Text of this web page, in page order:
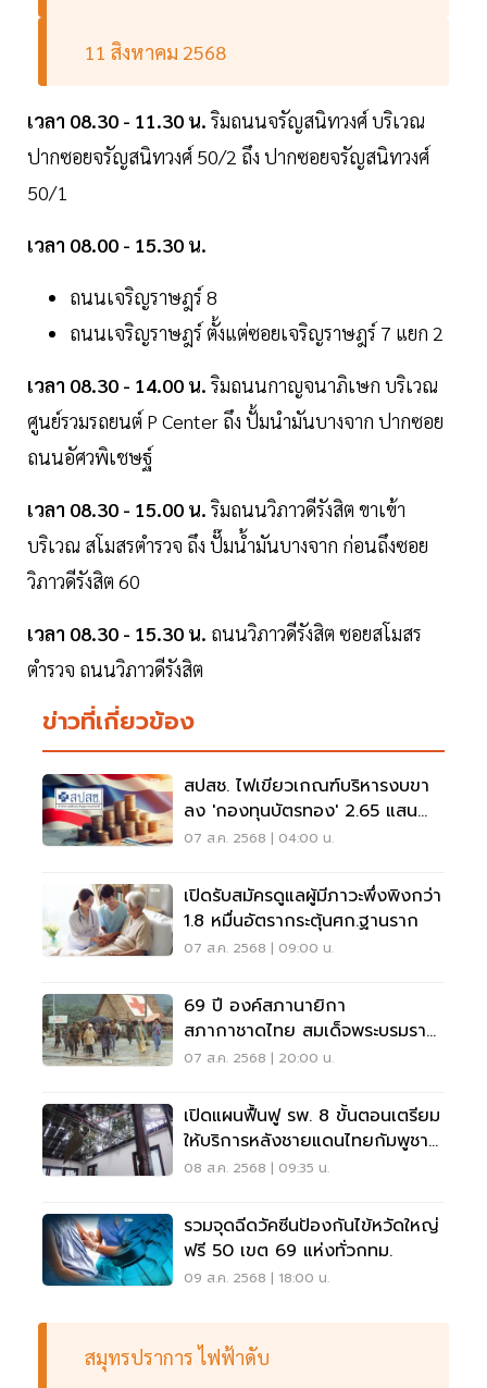
11 สิงหาคม 2568
เวลา 08.30 - 11.30 น. ริมถนนจรัญสนิทวงศ์ บริเวณ
ปากซอยจรัญสนิทวงศ์ 50/2 ถึง ปากซอยจรัญสนิทวงศ์
50/1
เวลา 08.00 - 15.30 น.
ถนนเจริญราษฎร์ 8
ถนนเจริญราษฎร์ ตั้งแต่ซอยเจริญราษฎร์ 7 แยก 2
เวลา 08.30 - 14.00 น. ริมถนนกาญจนาภิเษก บริเวณ
ศูนย์รวมรถยนต์ P Center ถึง ปั้มนำมันบางจาก ปากซอย
ถนนอัศวพิเชษฐ์
เวลา 08.30 - 15.00 น. ริมถนนวิภาวดีรังสิต ขาเข้า
บริเวณ สโมสรตำรวจ ถึง ปั๊มน้ำมันบางจาก ก่อนถึงซอย
วิภาวดีรังสิต 60
เวลา 08.30 - 15.30 น. ถนนวิภาวดีรังสิต ซอยสโมสร
ตำรวจ ถนนวิภาวดีรังสิต
ข่าวที่เกี่ยวข้อง
สปสช. ไฟเขียวเกณฑ์บริหารงบขา
ลง 'กองทุนบัตรทอง' 2.65 แสน
ล้าน ปี 69
07 ส.ค. 2568 | 04:00 น.
เปิดรับสมัครดูแลผู้มีภาวะพึ่งพิงกว่า
1.8 หมื่นอัตรากระตุ้นศก.ฐานราก
07 ส.ค. 2568 | 09:00 น.
69 ปี องค์สภานายิกา
สภากาชาดไทย สมเด็จพระบรมราช
ชนนีพันปีหลวง
07 ส.ค. 2568 | 20:00 น.
เปิดแผนฟื้นฟู รพ. 8 ขั้นตอนเตรียม
ให้บริการหลังชายแดนไทยกัมพูชา
สงบ
08 ส.ค. 2568 | 09:35 น.
รวมจุดฉีดวัคซีนป้องกันไข้หวัดใหญ่
ฟรี 50 เขต 69 แห่งทั่วกทม.
09 ส.ค. 2568 | 18:00 น.
สมุทรปราการ ไฟฟ้าดับ